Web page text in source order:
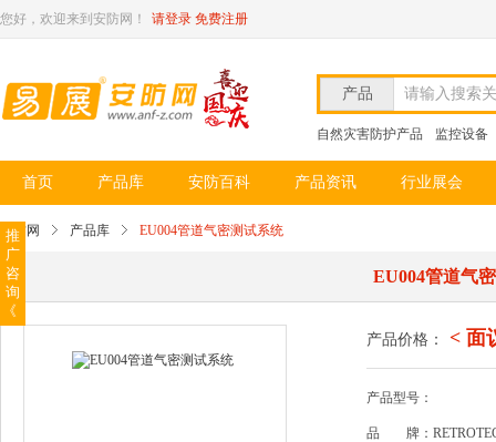
您好，欢迎来到安防网！ 请登录 免费注册
产品 请输入搜索
自然灾害防护产品 监控设备
首页 产品库 安防百科 产品资讯 行业展会
安防网 产品库 EU004管道气密测试系统
EU004管道气
产品价格： < 面
产品型号：
品 牌：
推
广
咨
询
《